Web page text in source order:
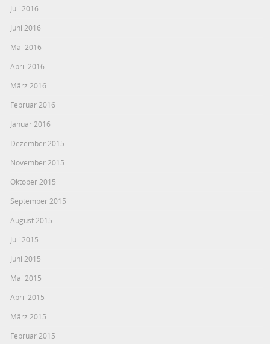
Juli 2016
Juni 2016
Mai 2016
April 2016
März 2016
Februar 2016
Januar 2016
Dezember 2015
November 2015
Oktober 2015
September 2015
August 2015
Juli 2015
Juni 2015
Mai 2015
April 2015
März 2015
Februar 2015